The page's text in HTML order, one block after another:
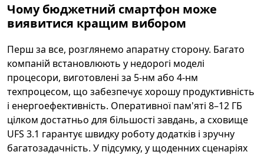
Чому бюджетний смартфон може
виявитися кращим вибором
Перш за все, розглянемо апаратну сторону. Багато
компаній встановлюють у недорогі моделі
процесори, виготовлені за 5-нм або 4-нм
техпроцесом, що забезпечує хорошу продуктивність
і енергоефективність. Оперативної пам'яті 8–12 ГБ
цілком достатньо для більшості завдань, а сховище
UFS 3.1 гарантує швидку роботу додатків і зручну
багатозадачність. У підсумку, у щоденних сценаріях